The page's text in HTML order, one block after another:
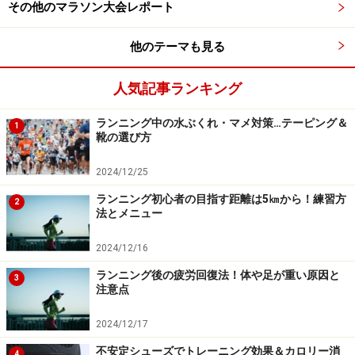
グは、役立ちます。
進化を心拍数でチェック
心拍トレーニングの良さは、効率や安全面だけではあり
ません。運動能力が高まれば、同じ運動をしても心拍数
が減少します。運動によって心拍数が減少するというこ
とは、活動する筋肉が要求する運動に必要な栄養や酸素
を少ない心拍運動で運べるということです。心臓の拍出
力が強化されたり、血管が発達して心臓が楽に血液を送
り出せたりするようになるためです。以前と同じ心拍数
ならより高い記録を発揮できるようになります。
このように、自分の運動能力の進化を客観的に判断でき
るわけです。これはトレーニングを続ける上でモチベー
その他のマラソン大会レポート
他のテーマも見る
人気記事ランキング
1
ランニング中の水ぶくれ・マメ対策…テーピング＆
靴の選び方
2024/12/25
2
ランニング初心者の目指す距離は5㎞から！練習方
法とメニュー
2024/12/16
3
ランニング後の疲労回復法！体や足が重い原因と
注意点
2024/12/17
不安定シューズでトレーニング効果＆カロリー消